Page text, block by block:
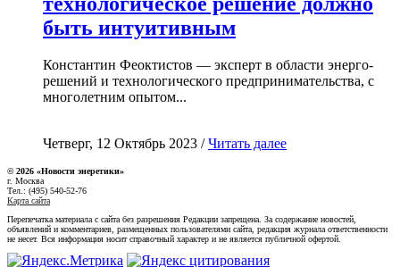
быть интуитивным
Константин Феоктистов — эксперт в области энерго-
решений и технологического предпринимательства, с
многолетним опытом...
Четверг, 12 Октябрь 2023 /Читать далее
© 2026 «Новости энеретики»
г. Москва
Тел.: (495) 540-52-76
Карта сайта
Перепечатка материала с сайта без разрешения Редакции запрещена. За содержание новостей,
объявлений и комментариев, размещенных пользователями сайта, редакция журнала ответственности
не несет. Вся информация носит справочный характер и не является публичной офертой.